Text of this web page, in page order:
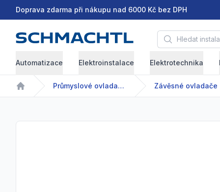
Doprava zdarma při nákupu nad 6000 Kč bez DPH
Hledat
Automatizace Elektroinstalace Elektrotechnika
Home
Průmyslové ovladače a spínače Závěsné ovladače